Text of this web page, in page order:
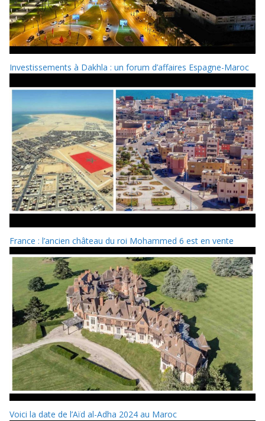
Investissements à Dakhla : un forum d’affaires Espagne-Maroc
France : l’ancien château du roi Mohammed 6 est en vente
Voici la date de l’Aïd al-Adha 2024 au Maroc